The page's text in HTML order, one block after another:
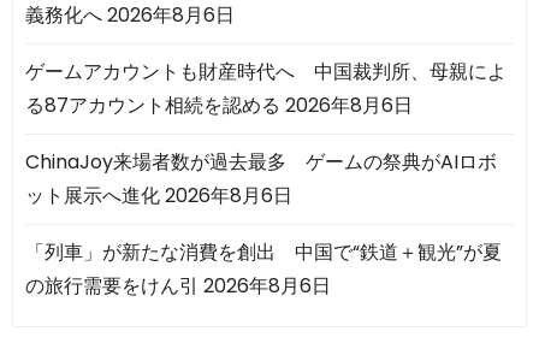
義務化へ2026年8月6日
ゲームアカウントも財産時代へ 中国裁判所、母親によ
る87アカウント相続を認める 2026年8月6日
ChinaJoy来場者数が過去最多 ゲームの祭典がAIロボ
ット展示へ進化2026年8月6日
「列車」が新たな消費を創出 中国で“鉄道＋観光”が夏
の旅行需要をけん引 2026年8月6日